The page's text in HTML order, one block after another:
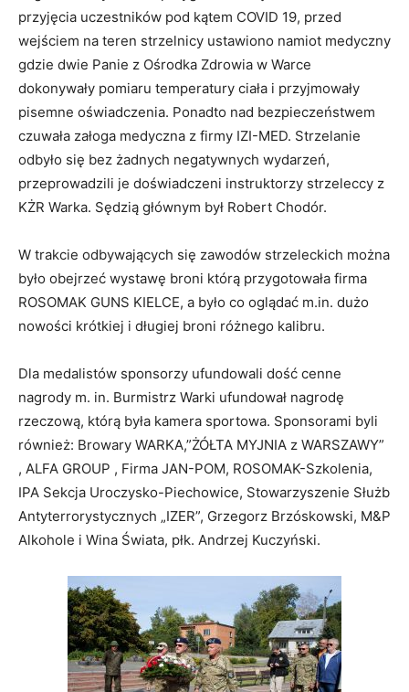
przyjęcia uczestników pod kątem COVID 19, przed
wejściem na teren strzelnicy ustawiono namiot medyczny
gdzie dwie Panie z Ośrodka Zdrowia w Warce
dokonywały pomiaru temperatury ciała i przyjmowały
pisemne oświadczenia. Ponadto nad bezpieczeństwem
czuwała załoga medyczna z firmy IZI-MED. Strzelanie
odbyło się bez żadnych negatywnych wydarzeń,
przeprowadzili je doświadczeni instruktorzy strzeleccy z
KŻR Warka. Sędzią głównym był Robert Chodór.
W trakcie odbywających się zawodów strzeleckich można
było obejrzeć wystawę broni którą przygotowała firma
ROSOMAK GUNS KIELCE, a było co oglądać m.in. dużo
nowości krótkiej i długiej broni różnego kalibru.
Dla medalistów sponsorzy ufundowali dość cenne
nagrody m. in. Burmistrz Warki ufundował nagrodę
rzeczową, którą była kamera sportowa. Sponsorami byli
również: Browary WARKA,”ŻÓŁTA MYJNIA z WARSZAWY”
, ALFA GROUP , Firma JAN-POM, ROSOMAK-Szkolenia,
IPA Sekcja Uroczysko-Piechowice, Stowarzyszenie Służb
Antyterrorystycznych „IZER”, Grzegorz Brzóskowski, M&P
Alkohole i Wina Świata, płk. Andrzej Kuczyński.